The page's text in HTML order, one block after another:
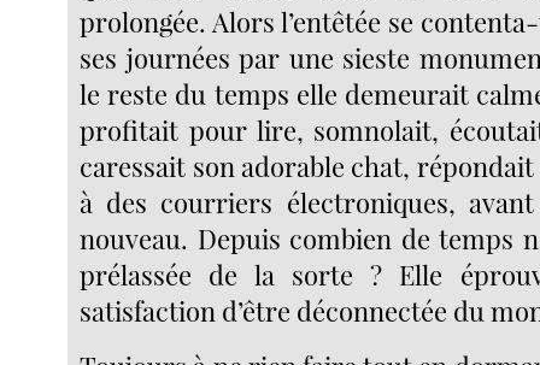
prolongée. Alors l’entêtée se
ses journées par une sieste
le reste du temps elle demeurait
profitait pour lire, somnolait,
caressait son adorable chat,
à des courriers électroniques, avant
nouveau. Depuis combien de temps
prélassée de la sorte ? Elle
satisfaction d’être déconnectée du